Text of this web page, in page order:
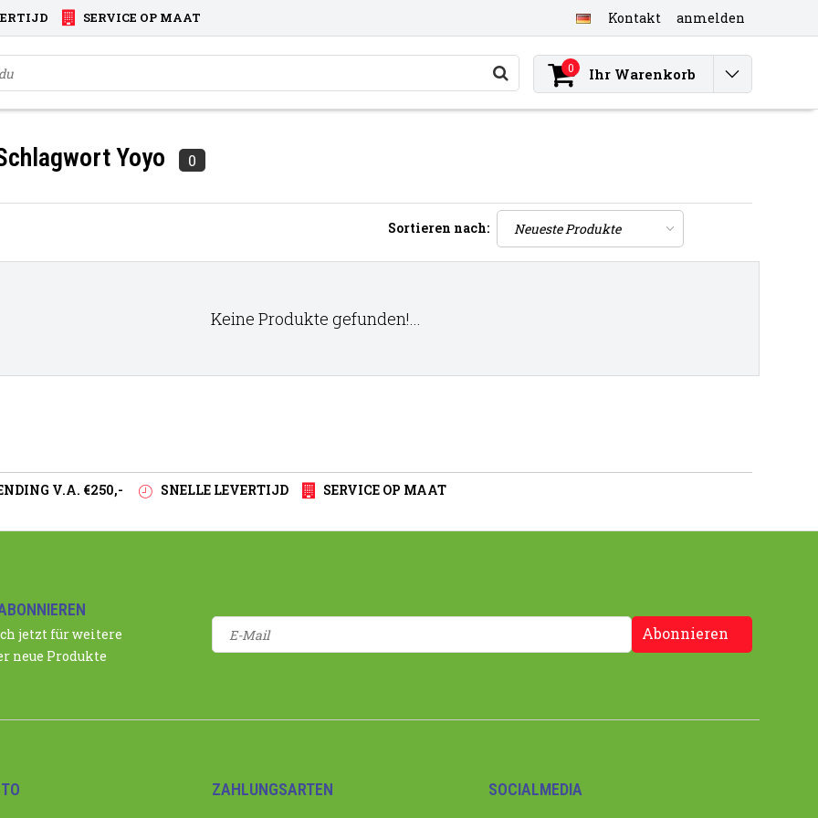
SERVICE OP MAAT Kontakt anmelden
0 Ihr Warenkorb
Yoyo 0
Sortieren nach:
Keine Produkte gefunden!...
V.A. €250,- SNELLE LEVERTIJD SERVICE OP MAAT
jetzt für weitere
neue Produkte
Abonnieren
ZAHLUNGSARTEN SOCIALMEDIA